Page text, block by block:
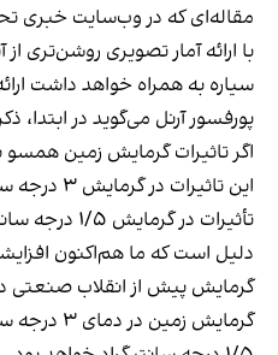
مقاله‌ای که در وب‌سایت خبری
با ارائه آمار تصویری روشن‌تری
سیاره به همراه خواهد داشت
پورفسور آرنل می‌گوید در
اگر تاثیرات گرمایش زمین همسو
این
تأثیرات در
گرمایش پیش از انقلاب صنعتی
گرمایش